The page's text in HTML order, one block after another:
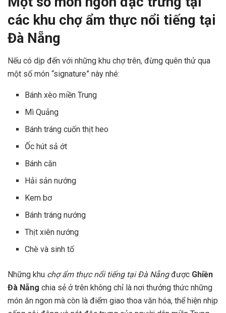
các khu chợ ẩm thực nổi tiếng tại
Đà Nẵng
Nếu có dịp đến với những khu chợ trên, đừng quên thử qua
một số món “signature” này nhé:
Bánh xèo miền Trung
Mì Quảng
Bánh tráng cuốn thịt heo
Ốc hút sả ớt
Bánh căn
Hải sản nướng
Kem bơ
Bánh tráng nướng
Thịt xiên nướng
Chè và sinh tố
Những khu chợ ẩm thực nổi tiếng tại Đà Nẵngđược Ghiền
Đà Nẵng chia sẻ ở trên không chỉ là nơi thưởng thức những
món ăn ngon mà còn là điểm giao thoa văn hóa, thể hiện nhịp